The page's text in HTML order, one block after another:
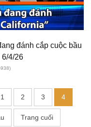
đánh cắp cuộc bầu
6/4/26
1 2 3 4
Trang cuối